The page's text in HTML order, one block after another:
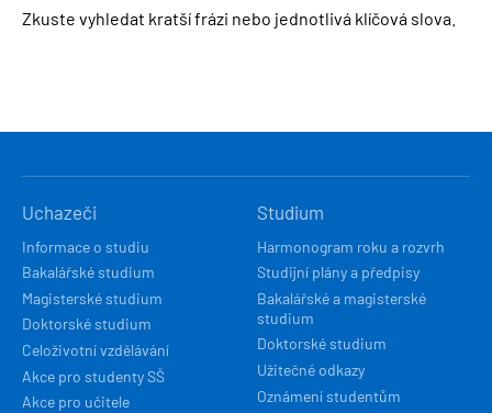
FAKULTA
Zkuste vyhledat kratší frázi nebo jednotlivá klíčová slova.
NAVIGACE
Uchazeči
Informace o studiu
Bakalářské studium
Magisterské studium
Doktorské studium
Celoživotní vzdělávání
Akce pro studenty SŠ
Akce pro učitele
Studium
Harmonogram roku a rozvrh
Studijní plány a předpisy
Bakalářské a magisterské
studium
Doktorské studium
Užitečné odkazy
Oznámení studentům